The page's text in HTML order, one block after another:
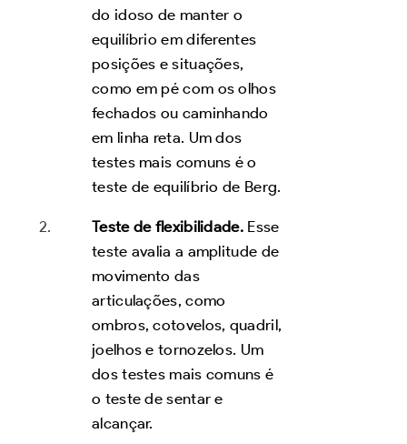
do idoso de manter o
equilíbrio em diferentes
posições e situações,
como em pé com os olhos
fechados ou caminhando
em linha reta. Um dos
testes mais comuns é o
teste de equilíbrio de Berg.
Teste de flexibilidade.Esse
teste avalia a amplitude de
movimento das
articulações, como
ombros, cotovelos, quadril,
joelhos e tornozelos. Um
dos testes mais comuns é
o teste de sentar e
alcançar.